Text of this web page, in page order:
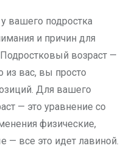
вашего подростка
и причин для
Подростковый возраст —
из вас, вы просто
Для вашего
— это уравнение со
физические,
— все это идет лавиной.